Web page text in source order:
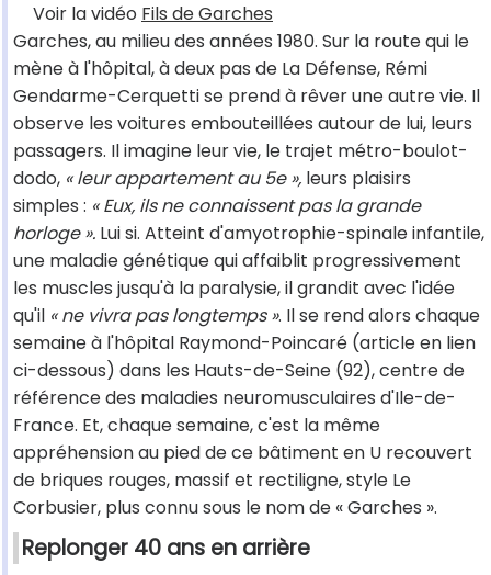
Voir la vidéo Fils de Garches
Garches, au milieu des années 1980. Sur la route qui le
mène à l'hôpital, à deux pas de La Défense, Rémi
Gendarme-Cerquetti se prend à rêver une autre vie. Il
observe les voitures embouteillées autour de lui, leurs
passagers. Il imagine leur vie, le trajet métro-boulot-
dodo, « leur appartement au 5e », leurs plaisirs
simples : « Eux, ils ne connaissent pas la grande
horloge ». Lui si. Atteint d'amyotrophie-spinale infantile,
une maladie génétique qui affaiblit progressivement
les muscles jusqu'à la paralysie, il grandit avec l'idée
qu'il « ne vivra pas longtemps ». Il se rend alors chaque
semaine à l'hôpital Raymond-Poincaré (article en lien
ci-dessous) dans les Hauts-de-Seine (92), centre de
référence des maladies neuromusculaires d'Ile-de-
France. Et, chaque semaine, c'est la même
appréhension au pied de ce bâtiment en U recouvert
de briques rouges, massif et rectiligne, style Le
Corbusier, plus connu sous le nom de « Garches ».
Replonger 40 ans en arrière